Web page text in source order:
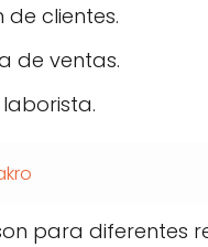
de clientes.
de ventas.
para diferentes